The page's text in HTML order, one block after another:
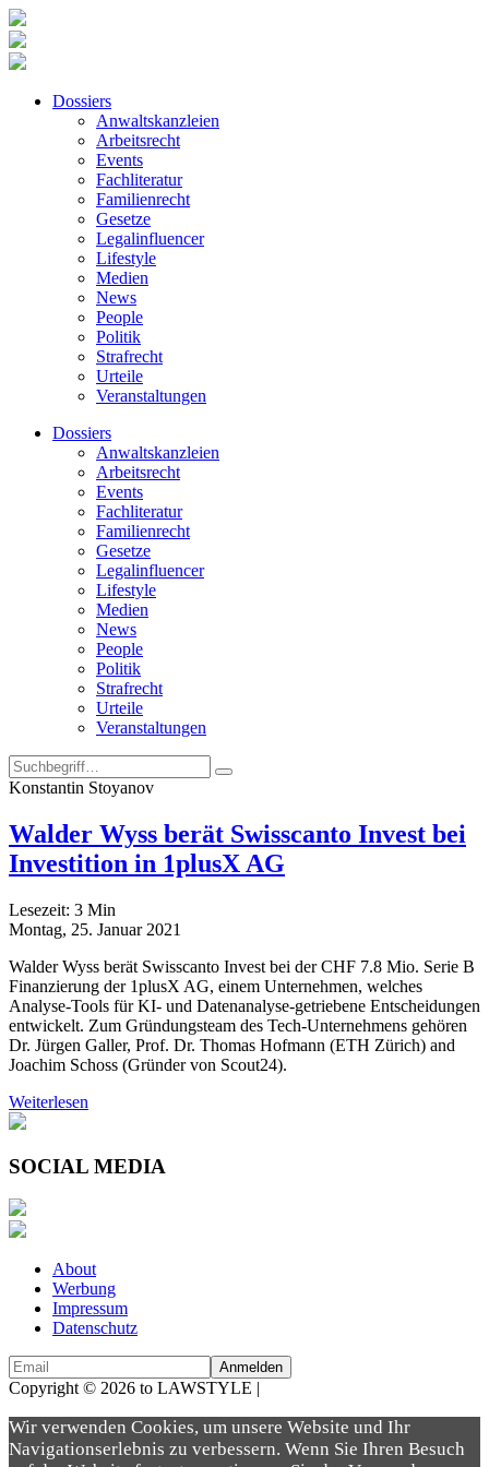
Dossiers
Anwaltskanzleien
Arbeitsrecht
Events
Fachliteratur
Familienrecht
Gesetze
Legalinfluencer
Lifestyle
Medien
News
People
Politik
Strafrecht
Urteile
Veranstaltungen
Dossiers
Anwaltskanzleien
Arbeitsrecht
Events
Fachliteratur
Familienrecht
Gesetze
Legalinfluencer
Lifestyle
Medien
News
People
Politik
Strafrecht
Urteile
Veranstaltungen
Konstantin Stoyanov
Walder Wyss berät Swisscanto Invest bei
Investition in 1plusX AG
Lesezeit: 3 Min
Montag, 25. Januar 2021
Walder Wyss berät Swisscanto Invest bei der CHF 7.8 Mio. Serie B
Finanzierung der 1plusX AG, einem Unternehmen, welches
Analyse-Tools für KI- und Datenanalyse-getriebene Entscheidungen
entwickelt. Zum Gründungsteam des Tech-Unternehmens gehören
Dr. Jürgen Galler, Prof. Dr. Thomas Hofmann (ETH Zürich) and
Joachim Schoss (Gründer von Scout24).
Weiterlesen
SOCIAL MEDIA
About
Werbung
Impressum
Datenschutz
Copyright © 2026 to LAWSTYLE |
Wir verwenden Cookies, um unsere Website und Ihr
Navigationserlebnis zu verbessern. Wenn Sie Ihren Besuch